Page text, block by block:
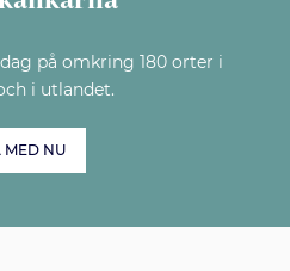
på omkring 180 orter i
i utlandet.
MED NU